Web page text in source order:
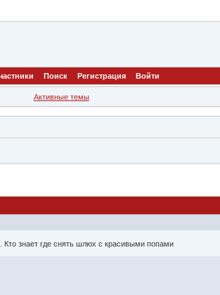
Поиск Регистрация Войти
Активные темы
знает где снять шлюх с красивыми попами